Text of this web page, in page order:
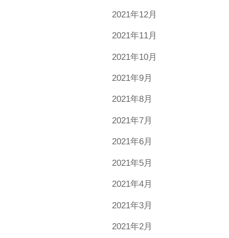
2021年12月
2021年11月
2021年10月
2021年9月
2021年8月
2021年7月
2021年6月
2021年5月
2021年4月
2021年3月
2021年2月